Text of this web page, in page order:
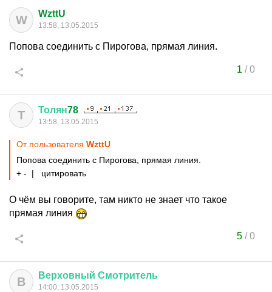
W WzttU
13:58, 13.05.2015
Попова соединить с Пирогова, прямая линия.
1 /0
Т Толян78
13:58, 13.05.2015
От пользователя WzttU
Попова соединить с Пирогова, прямая линия.
+ - | цитировать
О чём вы говорите, там никто не знает что такое
прямая линия
5/0
В Верховный Смотритель
14:00, 13.05.2015